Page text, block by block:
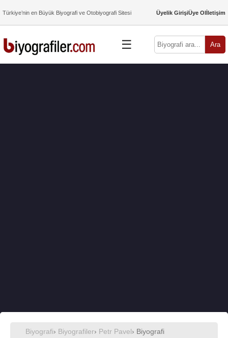
Türkiye’nin en Büyük Biyografi ve Otobiyografi Sitesi Üyelik GirişiÜye Olİletişim
☰ Ara
Biyografi› Biyografiler› Petr Pavel› Biyografi